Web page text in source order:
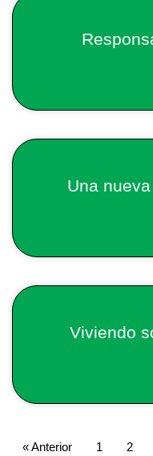
Una
Viviendo
« Anterior 1 2